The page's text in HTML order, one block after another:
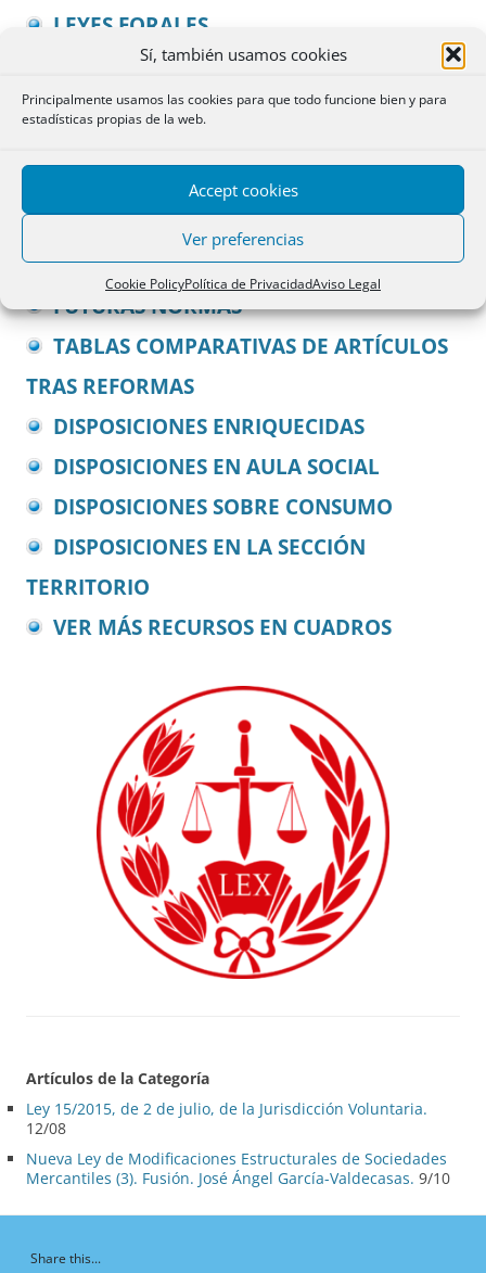
Sí, también usamos cookies
Principalmente usamos las cookies para que todo funcione bien y para
estadísticas propias de la web.
Accept cookies
Ver preferencias
Cookie PolicyPolítica de PrivacidadAviso Legal
LEYES FORALES
INFORMES OFICINA NOTARIAL
INFORMES REGISTROS DE LA
INFORMES MERCANTILES
INFORMES FISCALES
INFORMES CONSUMO Y DERECHO
FUTURAS NORMAS
TABLAS COMPARATIVAS DE ARTÍCULOS
TRAS REFORMAS
DISPOSICIONES ENRIQUECIDAS
DISPOSICIONES EN AULA SOCIAL
DISPOSICIONES SOBRE CONSUMO
DISPOSICIONES EN LA SECCIÓN
TERRITORIO
VER MÁS RECURSOS EN CUADROS
Artículos de la Categoría
Ley 15/2015, de 2 de julio, de la Jurisdicción Voluntaria.
12/08
Nueva Ley de Modificaciones Estructurales de Sociedades
Mercantiles (3). Fusión. José Ángel García-Valdecasas. 9/10
Share this...